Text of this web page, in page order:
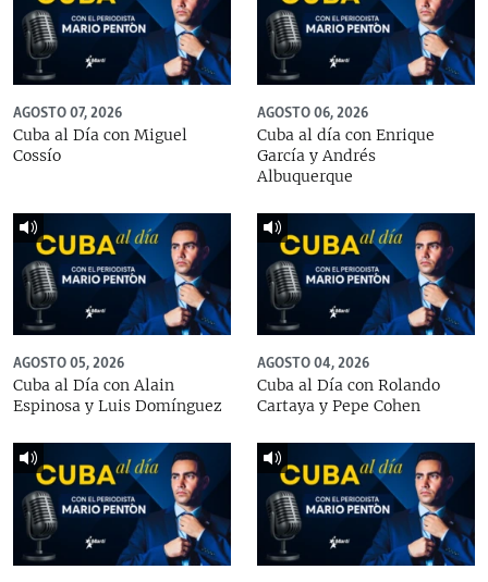
AGOSTO 07, 2026
Cuba al Día con Miguel
Cossío
AGOSTO 06, 2026
Cuba al día con Enrique
García y Andrés
Albuquerque
AGOSTO 05, 2026
Cuba al Día con Alain
Espinosa y Luis Domínguez
AGOSTO 04, 2026
Cuba al Día con Rolando
Cartaya y Pepe Cohen